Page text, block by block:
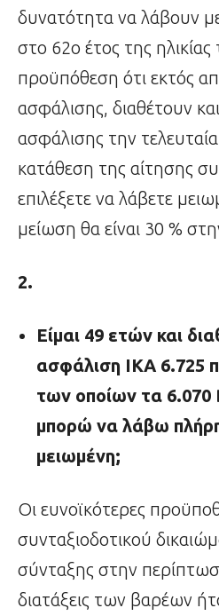
δυνατότητα να λάβουν
στο 62ο έτος της
προϋπόθεση ότι εκτός
ασφάλισης, διαθέτουν
ασφάλισης την
κατάθεση της αίτησης
επιλέξετε να λάβετε
μείωση θα είναι 30 %
2.
Είμαι 49 ετών και
ασφάλιση ΙΚΑ 6.725
των οποίων τα
μπορώ να λάβω
μειωμένη;
Οι ευνοϊκότερες
συνταξιοδοτικού
σύνταξης στην
διατάξεις των βαρέων